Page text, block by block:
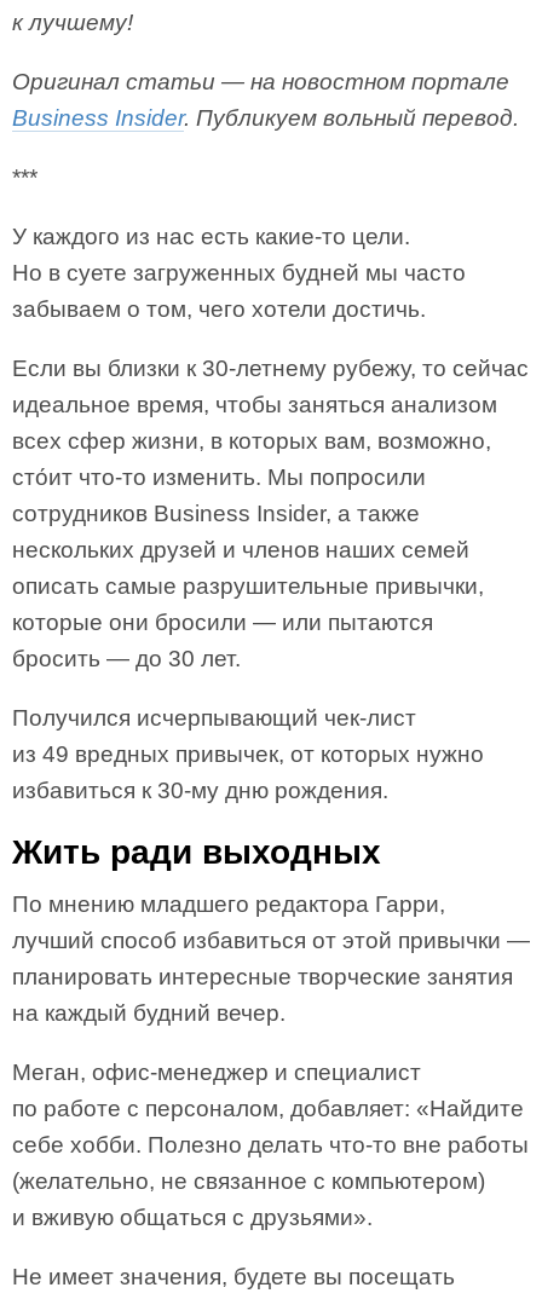
к лучшему!
Оригинал статьи — на новостном портале
Business Insider. Публикуем вольный перевод.
***
У каждого из нас есть какие-то цели.
Но в суете загруженных будней мы часто
забываем о том, чего хотели достичь.
Если вы близки к 30-летнему рубежу, то сейчас
идеальное время, чтобы заняться анализом
всех сфер жизни, в которых вам, возможно,
сто́ит что-то изменить. Мы попросили
сотрудников Business Insider, а также
нескольких друзей и членов наших семей
описать самые разрушительные привычки,
которые они бросили — или пытаются
бросить — до 30 лет.
Получился исчерпывающий чек-лист
из 49 вредных привычек, от которых нужно
избавиться к 30-му дню рождения.
Жить ради выходных
По мнению младшего редактора Гарри,
лучший способ избавиться от этой привычки —
планировать интересные творческие занятия
на каждый будний вечер.
Меган, офис-менеджер и специалист
по работе с персоналом, добавляет: «Найдите
себе хобби. Полезно делать что-то вне работы
(желательно, не связанное с компьютером)
и вживую общаться с друзьями».
Не имеет значения, будете вы посещать